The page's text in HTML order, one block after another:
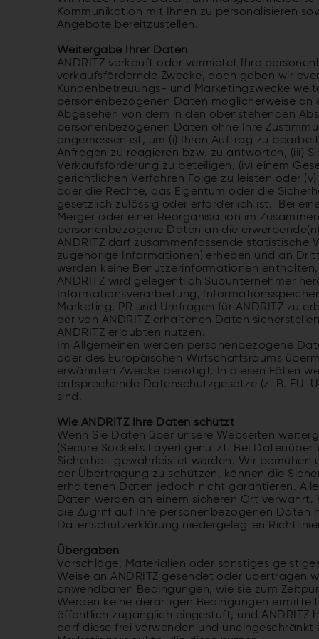
Kommunikation mit Ihnen zu personalisieren
Angebote bereitzustellen.
Weitergabe Ihrer Daten
ANDRITZ verkauft oder vermietet Ihre
verkaufsfördernde Zwecke, doch geben wir
Kundenbetreuungs- und Marketingzwecke
personenbezogenen Daten möglicherweise an
Abgesehen von dem in den obenstehenden
personenbezogenen Daten ohne Ihre
angemessen ist, um (i) Ihren Auftrag zu
Anfragen zu reagieren bzw. zu antworten, (iii)
Verkaufsförderung zu beteiligen, (iv) einem
gerichtlichen Verfahren Folge zu leisten oder
oder die Rechte, das Eigentum oder die
gesetzlich zulässig oder erforderlich ist. Bei
Merger oder einer Reorganisation im
personenbezogene Daten an die
ANDRITZ darf zusammenfassende
zugehörige Informationen) erheben und an
werden keine Benutzerinformationen
ANDRITZ wird gelegentlich Subunternehmer
Informationsverarbeitung,
Marketing, PR und Umfragen für ANDRITZ zu
der von ANDRITZ erhaltenen Daten
ANDRITZ erlaubten nutzen.
Im Allgemeinen werden personenbezogene
oder des Europäischen Wirtschaftsraums
erwähnten Zwecke benötigt. In diesen Fällen
entsprechende Datenschutzgesetze (z. B.
sind.
Wie ANDRITZ Ihre Daten schützt
Wenn Sie Daten über unsere Webseiten
(Secure Sockets Layer) genutzt. Bei
Sicherheit gewährleistet werden. Wir
der Übertragung zu schützen, können die
erhaltenen Daten jedoch nicht garantieren.
Daten werden an einem sicheren Ort
die Zugriff auf Ihre personenbezogenen Daten
Datenschutzerklärung niedergelegten
Übergaben
Vorschläge, Materialien oder sonstiges
Weise an ANDRITZ gesendet oder übertragen
anwendbaren Bedingungen, wie sie zum
Werden keine derartigen Bedingungen
öffentlich zugänglich eingestuft, und ANDRITZ
darf diese frei verwenden und